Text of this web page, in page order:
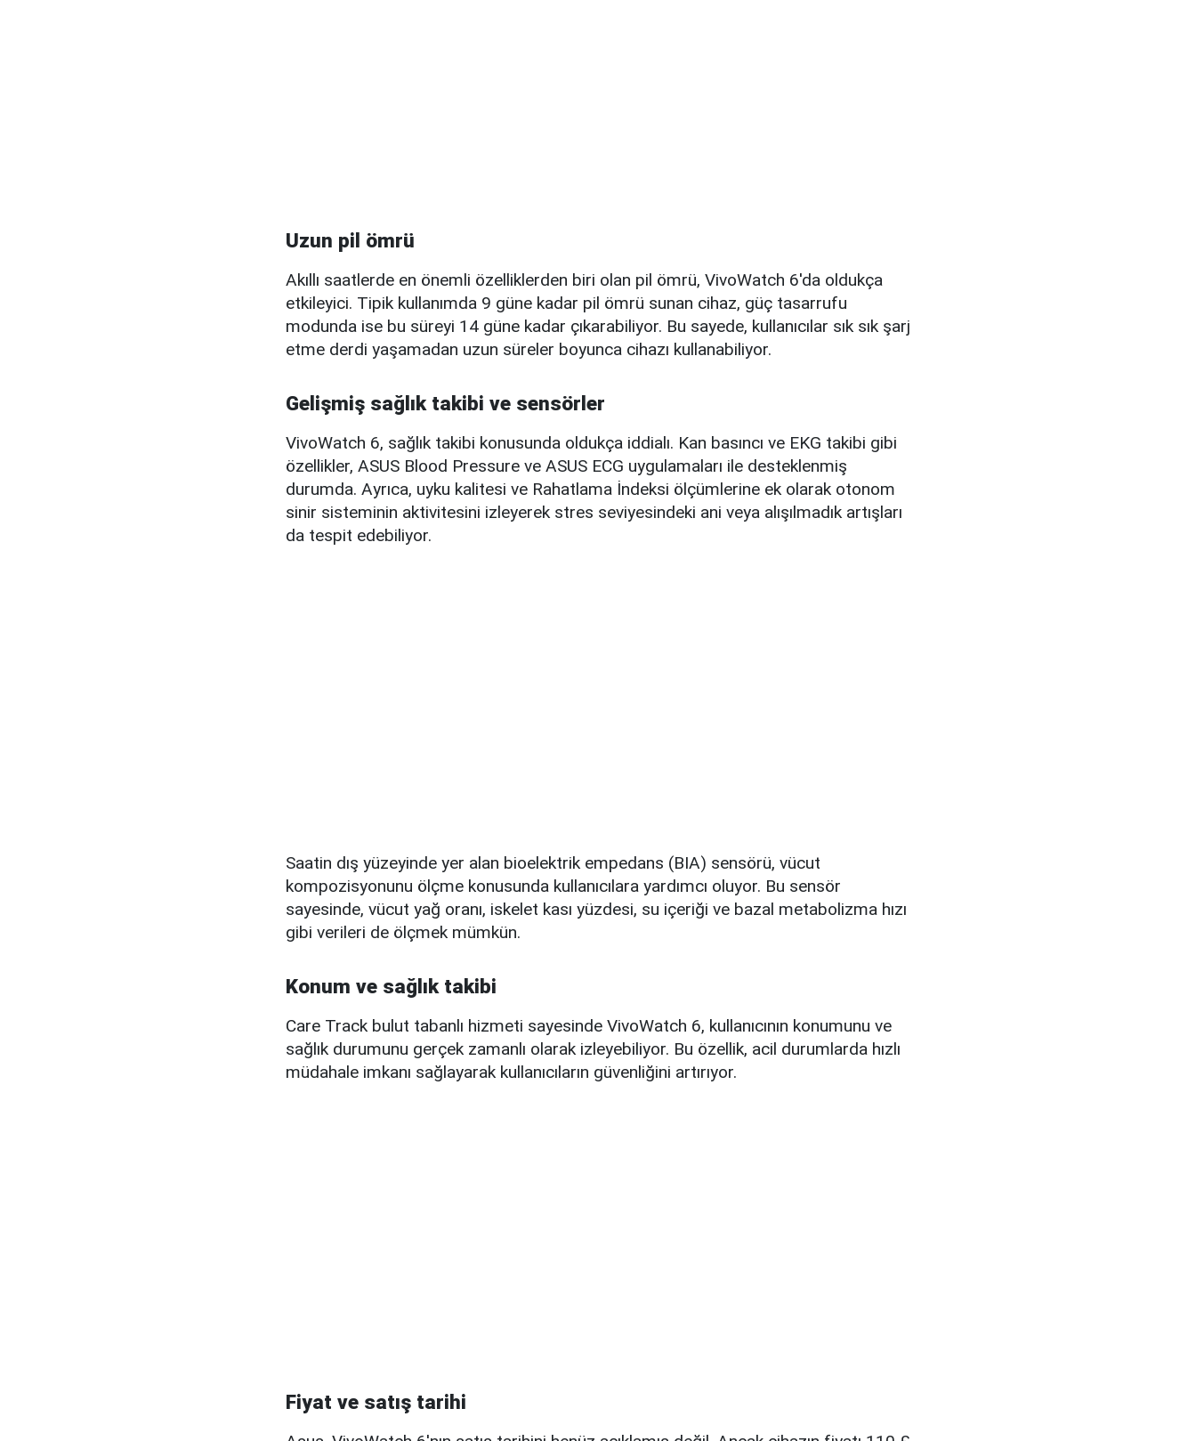
Uzun pil ömrü
Akıllı saatlerde en önemli özelliklerden biri olan pil ömrü, VivoWatch 6'da oldukça
etkileyici. Tipik kullanımda 9 güne kadar pil ömrü sunan cihaz, güç tasarrufu
modunda ise bu süreyi 14 güne kadar çıkarabiliyor. Bu sayede, kullanıcılar sık sık şarj
etme derdi yaşamadan uzun süreler boyunca cihazı kullanabiliyor.
Gelişmiş sağlık takibi ve sensörler
VivoWatch 6, sağlık takibi konusunda oldukça iddialı. Kan basıncı ve EKG takibi gibi
özellikler, ASUS Blood Pressure ve ASUS ECG uygulamaları ile desteklenmiş
durumda. Ayrıca, uyku kalitesi ve Rahatlama İndeksi ölçümlerine ek olarak otonom
sinir sisteminin aktivitesini izleyerek stres seviyesindeki ani veya alışılmadık artışları
da tespit edebiliyor.
Saatin dış yüzeyinde yer alan bioelektrik empedans (BIA) sensörü, vücut
kompozisyonunu ölçme konusunda kullanıcılara yardımcı oluyor. Bu sensör
sayesinde, vücut yağ oranı, iskelet kası yüzdesi, su içeriği ve bazal metabolizma hızı
gibi verileri de ölçmek mümkün.
Konum ve sağlık takibi
Care Track bulut tabanlı hizmeti sayesinde VivoWatch 6, kullanıcının konumunu ve
sağlık durumunu gerçek zamanlı olarak izleyebiliyor. Bu özellik, acil durumlarda hızlı
müdahale imkanı sağlayarak kullanıcıların güvenliğini artırıyor.
Fiyat ve satış tarihi